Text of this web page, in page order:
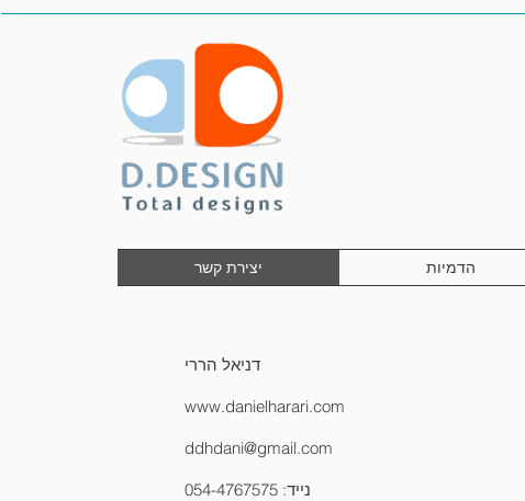
דניאל הררי
www.danielharari.com
ddhdani@gmail.com
נייד: 054-4767575
הדמיות יצירת קשר